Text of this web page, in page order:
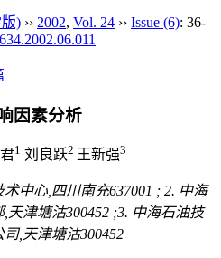
) ›› 2002, Vol. 24 ›› Issue (6): 36-
因素分析
1 刘良跃2 王新强3
中心,四川南充637001 ; 2. 中海
天津塘沽300452 ;3. 中海石油技
,天津塘沽300452